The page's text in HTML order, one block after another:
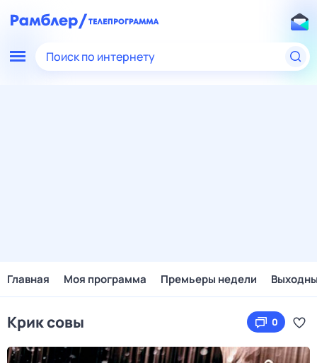
Поиск по интернету
Главная Моя программа Премьеры недели
Крик совы 0